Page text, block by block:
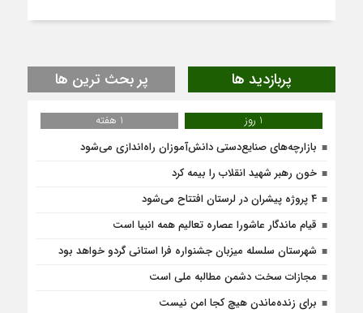
پربازدید ها پر بحث ترین ها
1 روز
1 هفته
بازارچه‌های صنایع‌دستی دانش‌آموزان راه‌اندازی می‌شود
خون رهبر شهید انقلاب را بیمه کرد
۴ پروژه پیشران در لرستان افتتاح می‌شود
قیام ماندگار عاشورا عصاره تعالیم همه انبیا است
شهرستان سلسله میزبان جشنواره فرا استانی گردو خواهد بود
مجازات سخت دشمن مطالبه ملی است
برای زنده‌ماندن هیچ کجا امن نیست